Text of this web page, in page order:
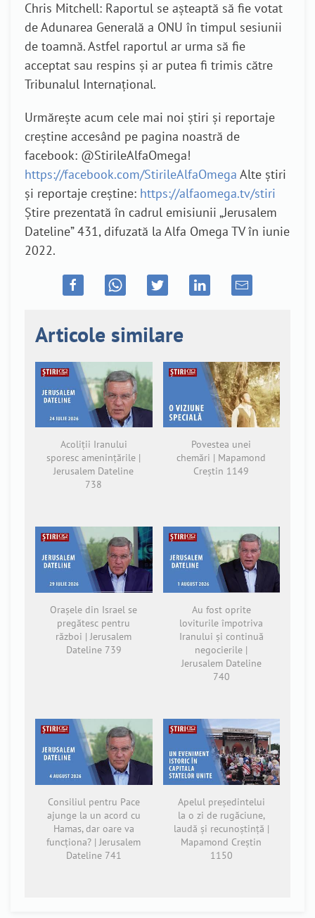
Chris Mitchell: Raportul se așteaptă să fie votat
de Adunarea Generală a ONU în timpul sesiunii
de toamnă. Astfel raportul ar urma să fie
acceptat sau respins și ar putea fi trimis către
Tribunalul Internațional.
Urmărește acum cele mai noi știri și reportaje
creștine accesând pe pagina noastră de
facebook: @StirileAlfaOmega!
https://facebook.com/StirileAlfaOmega Alte știri
și reportaje creștine: https://alfaomega.tv/stiri
Știre prezentată în cadrul emisiunii „Jerusalem
Dateline” 431, difuzată la Alfa Omega TV în iunie
2022.
Articole similare
Acoliții Iranului
sporesc amenințările |
Jerusalem Dateline
738
Povestea unei
chemări | Mapamond
Creștin 1149
Orașele din Israel se
pregătesc pentru
război | Jerusalem
Dateline 739
Au fost oprite
loviturile împotriva
Iranului și continuă
negocierile |
Jerusalem Dateline
740
Consiliul pentru Pace
ajunge la un acord cu
Hamas, dar oare va
funcționa? | Jerusalem
Dateline 741
Apelul președintelui
la o zi de rugăciune,
laudă și recunoștință |
Mapamond Creștin
1150